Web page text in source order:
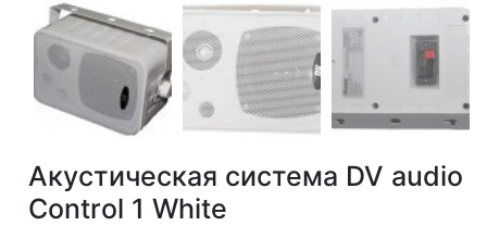
Акустическая система DV audio
Control 1 White